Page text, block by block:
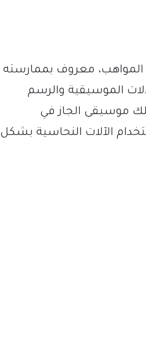
سوداني متعدد المواهب، معروف بممارسته
الموسيقية والرسم
موسيقى الجاز في
الآلات النحاسية بشكل